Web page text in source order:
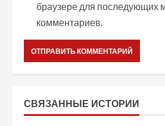
браузере для последующих
комментариев.
СВЯЗАННЫЕ ИСТОРИИ